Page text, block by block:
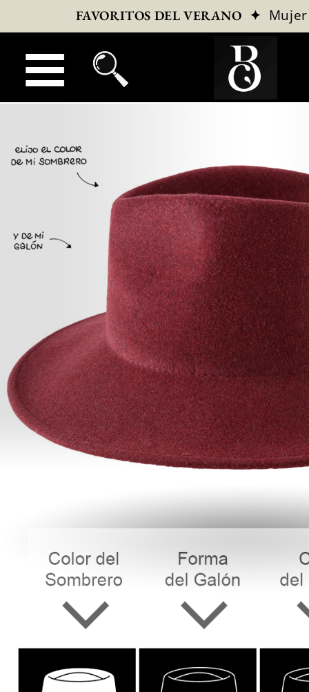
FAVORITOS DEL VERANO ✦ Mujer